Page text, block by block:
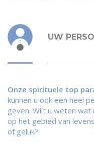
UW
Onze spirituele top
kunnen u ook een heel
geven. Wilt u weten
op het gebied van
of geluk?